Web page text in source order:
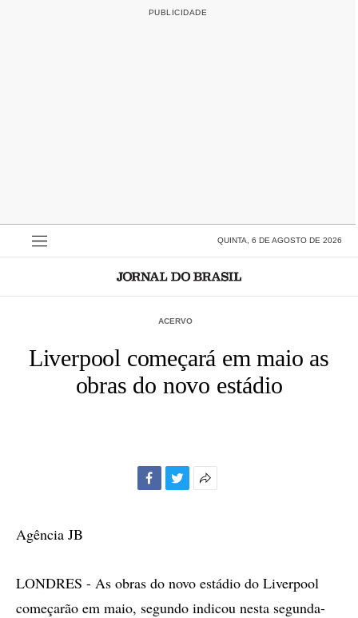
QUINTA, 6 DE AGOSTO DE 2026
ACERVO
Liverpool começará em maio as
obras do novo estádio
Agência JB
LONDRES - As obras do novo estádio do Liverpool
começarão em maio, segundo indicou nesta segunda-